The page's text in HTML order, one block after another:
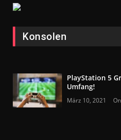
Konsolen
PlayStation 5
Umfang!
März 10, 2021